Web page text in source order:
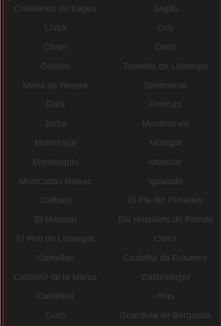
Castellnou de Bages
Sagàs
Lluçà
Orís
Olvan
Olost
Olivella
Torrelles de Llobregat
Maria de Besora
Sentmenat
Gaià
Fontrubí
Jorba
Montmaneu
Montmajor
Montgat
Montesquiu
Montclar
Montcada i Reixac
Igualada
Collbató
El Pla del Penedès
El Masnou
Els Hostalets de Pierola
El Prat de Llobregat
Cercs
Centelles
Castellví de Rosanes
Castellví de la Marca
Castellterçol
Castellolí
rrius
Gurb
Guardiola de Berguedà